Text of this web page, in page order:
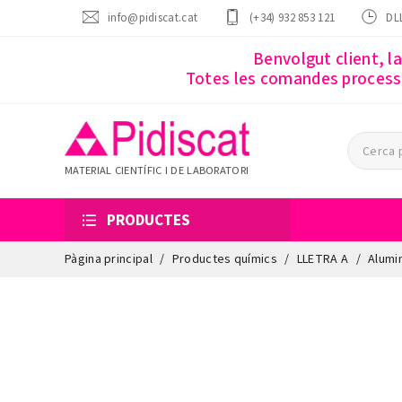
info@pidiscat.cat (+34) 932 853 121
Benvolgut client,
Totes les comandes
MATERIAL CIENTÍFIC I DE LABORATORI
PRODUCTES
Pàgina principal Productes químics LLETRA A